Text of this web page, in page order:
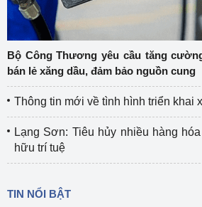
Bộ Công Thương yêu cầu tăng
bán lẻ xăng dầu, đảm bảo nguồn cung
Thông tin mới về tình hình triển khai
Lạng Sơn: Tiêu hủy nhiều hàng
hữu trí tuệ
TIN NỔI BẬT